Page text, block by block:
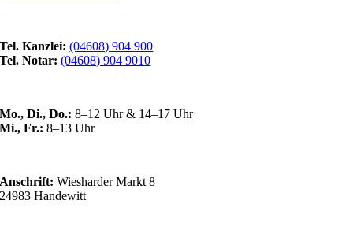
Tel. Kanzlei: (04608) 904 900
Tel. Notar: (04608) 904 9010
Mo., Di., Do.: 8–12 Uhr & 14–17 Uhr
Mi., Fr.: 8–13 Uhr
Anschrift: Wiesharder Markt 8
24983 Handewitt